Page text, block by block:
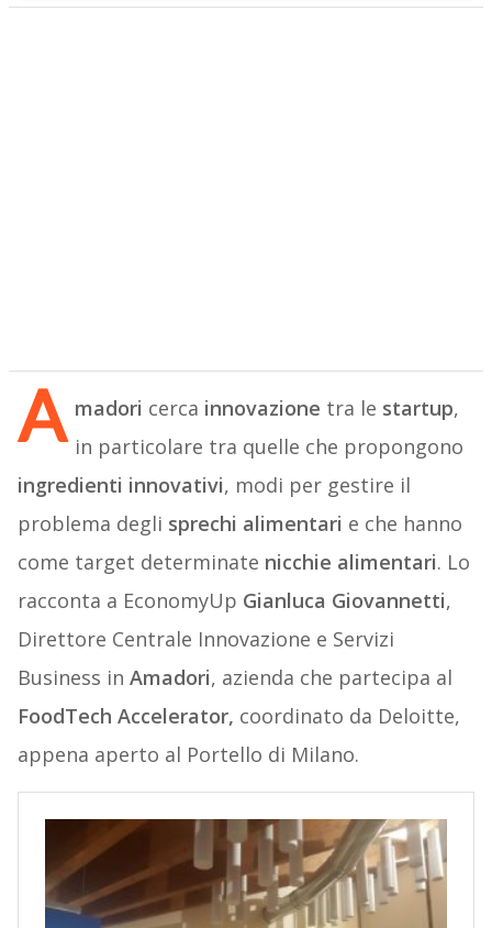
A madori cerca innovazione tra le startup,
in particolare tra quelle che propongono
ingredienti innovativi, modi per gestire il
problema degli sprechi alimentari e che hanno
come target determinate nicchie alimentari. Lo
racconta a EconomyUp Gianluca Giovannetti,
Direttore Centrale Innovazione e Servizi
Business in Amadori, azienda che partecipa al
FoodTech Accelerator, coordinato da Deloitte,
appena aperto al Portello di Milano.